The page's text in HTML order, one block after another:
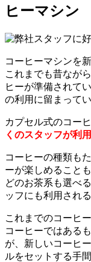
ヒーマシン
コーヒーマシンを
これまでも昔なが
ヒーが準備されて
の利用に留まってい
カプセル式のコー
くのスタッフが利用
コーヒーの種類も
ーが楽しめること
どのお茶系も選べ
ッフにも利用され
これまでのコーヒ
コーヒーではある
が、新しいコーヒ
ルをセットする手